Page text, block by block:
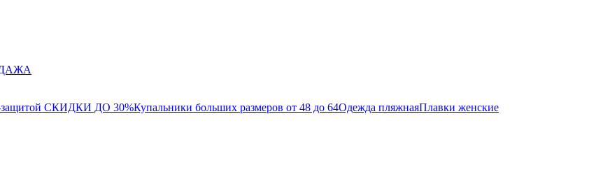
СКИДКИ ДО 30%Купальники больших размеров от 48 до 64Одежда пляжнаяПлавки женские